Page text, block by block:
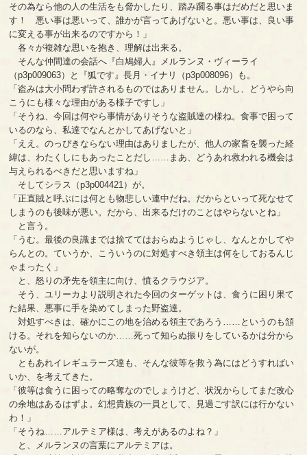
その為なら他の人の生活をも脅かしたり、踏み躙る事はだめだと思いま
す！ 悪い事は悪いって、誰かが言ってあげないと。悪い事は、良い事
に変える事が出来るのですから！」
各々が複雑な思いを抱き、理解は出来る。
そんな仲間達の会話へ『白鳩婦人』メルランヌ・ヴィーライ
（p3p009063）と『狐です』長月・イナリ（p3p008096）も。
「盗みは大小問わず許されるものではありません。しかし、どうやら向
こうにも様々な理由がある様子ですし」
「そうね、今回は何やら事情がありそうな盗賊達の様ね。食事で困って
いるのなら、私達でなんとかしてあげないと」
「ええ。のっぴきならない理由はありましたが、他人の家畜を襲った経
緯は、わたくしにもあったことだし……まあ、どうあれ救われる機会は
与えられるべきだと思いますね」
そしてシラス（p3p004421）が。
「正直賊と呼ぶには何とも物悲しい連中だね。だからといって死なせて
しまうのも後味が悪い。だから、出来るだけのことはやらないとね」
と言う。
「うむ。最後の良識までは捨ててはおらぬようじゃし、なんとかしてや
らんとの。ていうか、こういうのに対処すべき領主は何をしておるんじ
ゃまったく」
と、怒りの矛先を領主に向け、憤るクラウジア。
そう、ユリーカより説明された今回のターゲットは、食うに困り果て
た結果、悪事に手を染めてしまった野盗達。
対処すべきは、確かにこの地を治める領主であろう……というのも頷
ける。それを知らないのか……死って知らぬ振りをしているかは分から
ないが。
ともあれイレギュラーズ達も、そんな彼等を救う為にはどうすればい
いか、を考えてきた。
「彼等は食うに困っての略奪なのでしょうけど、状況からしてまだ改心
の余地はあるはずよ。幻想貴族の一員として、見過ごす訳には行かない
わ！」
「そうね……アルテミア様は、考えがあるのよね？」
と、メルランヌの言葉にアルテミアは。